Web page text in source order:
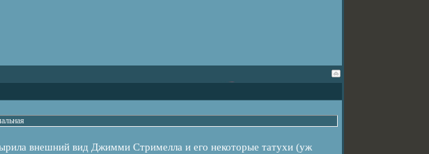
внешний вид Джимми Стримелла и его некоторые татухи (уж